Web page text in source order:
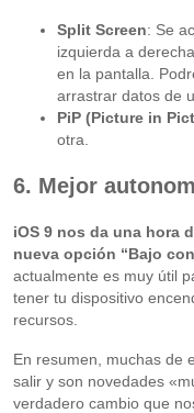
Split Screen: Se
izquierda a
en la pantalla.
arrastrar datos de
PiP (Picture in
otra.
6. Mejor
iOS 9 nos da una hora
nueva opción “Bajo
actualmente es muy útil
tener tu dispositivo
recursos.
En resumen, muchas de
salir y son novedades
verdadero cambio que